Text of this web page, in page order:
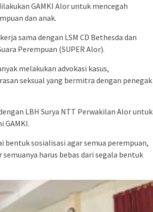
GAMKI Alor untuk mencegah
dan anak.
sama dengan LSM CD Bethesda dan
Perempuan (SUPER Alor).
melakukan advokasi kasus,
seksual yang bermitra dengan penegak
LBH Surya NTT Perwakilan Alor untuk
GAMKI.
bentuk sosialisasi agar semua perempuan,
harus bebas dari segala bentuk